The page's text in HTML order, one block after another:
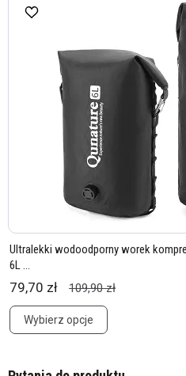
Ultralekki wodoodporny worek
6L ...
79,70 zł 109,90 zł
Wybierz opcje